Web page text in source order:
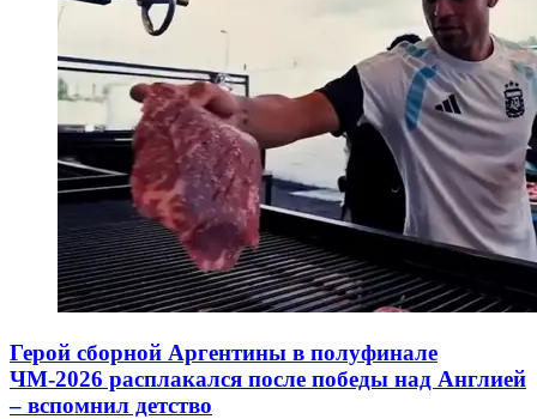
Герой сборной Аргентины в полуфинале
ЧМ-2026 расплакался после победы над Англией
– вспомнил детство